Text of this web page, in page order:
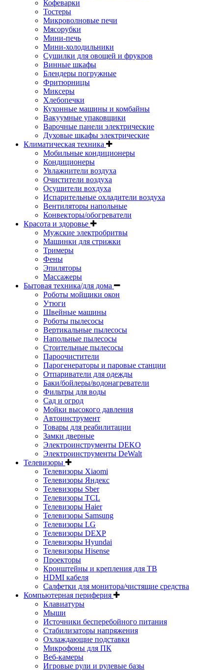
Кофеварки
Тостеры
Микроволновые печи
Мясорубки
Мини-печь
Мини-холодильники
Сушилки для овощей и фрукров
Винные шкафы
Блендеры погружные
Фритюрницы
Миксеры
Хлебопечки
Кухонные машины и комбайны
Вакуумные упаковщики
Варочные панели электрические
Духовые шкафы электрические
Климатическая техника
Мобильные кондиционеры
Кондиционеры
Увлажнители воздуха
Очистители воздуха
Осушители вохдуха
Испарительные охладители воздуха
Вентиляторы напольные
Конвекторы/обогреватели
Красота и здоровье
Мужские электробритвы
Машинки для стрижки
Тримеры
Фены
Эпиляторы
Массажеры
Бытовая техника/для дома
Роботы мойщики окон
Утюги
Швейные машины
Роботы пылесосы
Вертикальные пылесосы
Напольные пылесосы
Стоительные пылесосы
Пароочистители
Парогенераторы и паровые станции
Отпариватели для одежды
Баки/бойлеры/водонагреватели
Фильтры для воды
Сад и огрод
Мойки высокого давления
Автоинструмент
Товары для реабилитации
Замки дверные
Электроинструменты DEKO
Электроинструменты DeWalt
Телевизоры
Телевизоры Xiaomi
Телевизоры Яндекс
Телевизоры Sber
Телевизоры TCL
Телевизоры Haier
Телевизоры Samsung
Телевизоры LG
Телевизоры DEXP
Телевизоры Hyundai
Телевизоры Hisense
Проекторы
Кронштейны и крепления для ТВ
HDMI кабеля
Салфетки для монитора/чистящие средства
Компьютерная периферия
Клавиатуры
Мыши
Источники бесперебойного питания
Стабилизаторы напряжения
Охлаждающие подставки
Микрофоны для ПК
Веб-камеры
Игровые рули и рулевые базы